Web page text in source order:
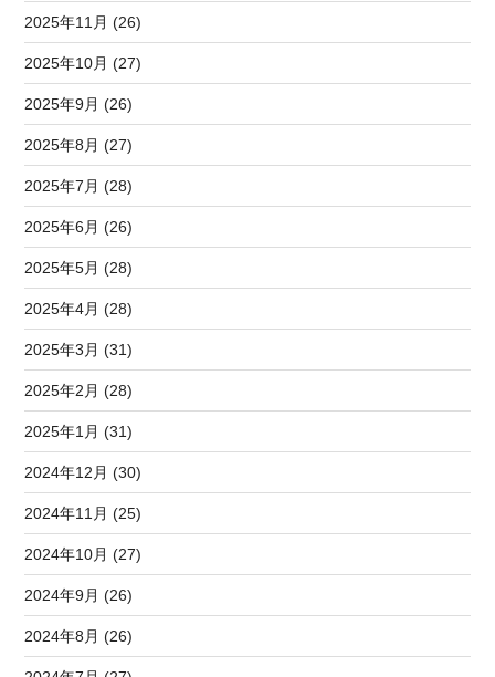
2025年11月 (26)
2025年10月 (27)
2025年9月 (26)
2025年8月 (27)
2025年7月 (28)
2025年6月 (26)
2025年5月 (28)
2025年4月 (28)
2025年3月 (31)
2025年2月 (28)
2025年1月 (31)
2024年12月 (30)
2024年11月 (25)
2024年10月 (27)
2024年9月 (26)
2024年8月 (26)